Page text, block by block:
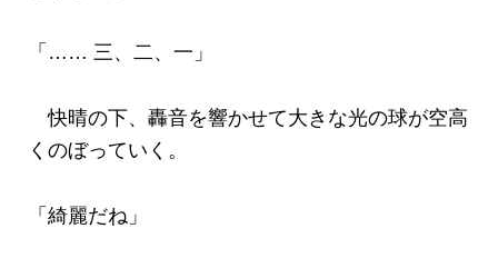
「…… 三、二、一」
快晴の下、轟音を響かせて大きな光の球が空高
くのぼっていく。
「綺麗だね」